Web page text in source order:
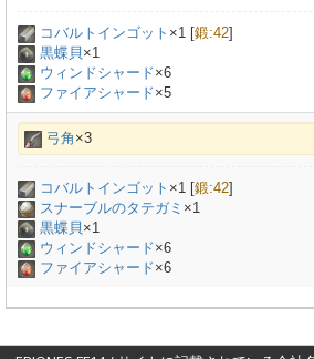
コバルトインゴット ×1 [鍛:42]
黒蝶貝 ×1
ウィンドシャード×6
ファイアシャード×5
弓角 ×3
コバルトインゴット ×1 [鍛:42]
スナーブルのタテガミ ×1
黒蝶貝 ×1
ウィンドシャード×6
ファイアシャード×6